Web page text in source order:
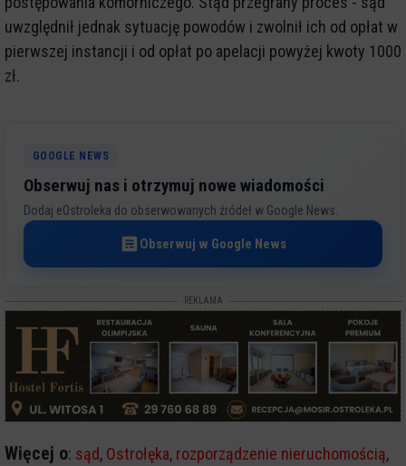
uwzględnił jednak sytuację powodów i zwolnił ich od opłat w
pierwszej instancji i od opłat po apelacji powyżej kwoty 1000
zł.
GOOGLE NEWS
Obserwuj nas i otrzymuj nowe wiadomości
Dodaj eOstroleka do obserwowanych źródeł w Google News.
Obserwuj w Google News
REKLAMA
Więcej o: sąd, Ostrołęka, rozporządzenie nieruchomością,